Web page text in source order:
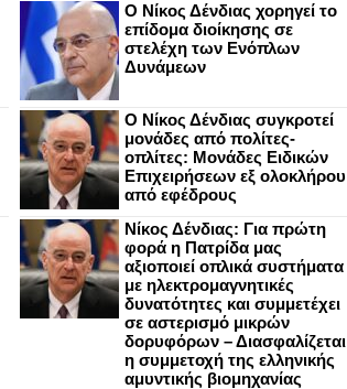
Ο Νίκος Δένδιας χορηγεί το
επίδομα διοίκησης σε
στελέχη των Ενόπλων
Δυνάμεων
Ο Νίκος Δένδιας συγκροτεί
μονάδες από πολίτες-
οπλίτες: Μονάδες Ειδικών
Επιχειρήσεων εξ ολοκλήρου
από εφέδρους
Νίκος Δένδιας: Για πρώτη
φορά η Πατρίδα μας
αξιοποιεί οπλικά συστήματα
με ηλεκτρομαγνητικές
δυνατότητες και συμμετέχει
σε αστερισμό μικρών
δορυφόρων – Διασφαλίζεται
η συμμετοχή της ελληνικής
αμυντικής βιομηχανίας